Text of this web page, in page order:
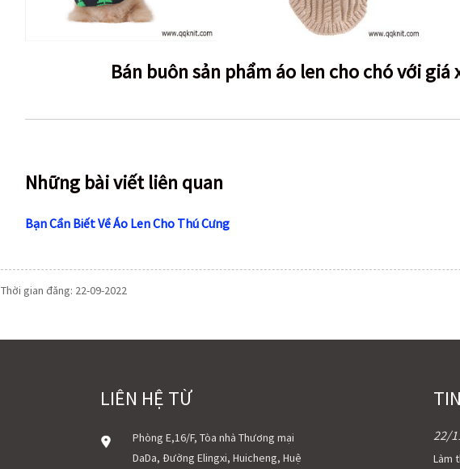
Bán buôn sản phẩm áo len cho chó với giá
Những bài viết liên quan
Bạn Cần Biết Về Áo Len Cho Thú Cưng
Thời gian đăng: 22-09-2022
LIÊN HỆ TỪ
Phòng E,16/F, Tòa nhà Thương mại
DaDa, Đường Elingxi, Huicheng, Huệ
22/
Làm